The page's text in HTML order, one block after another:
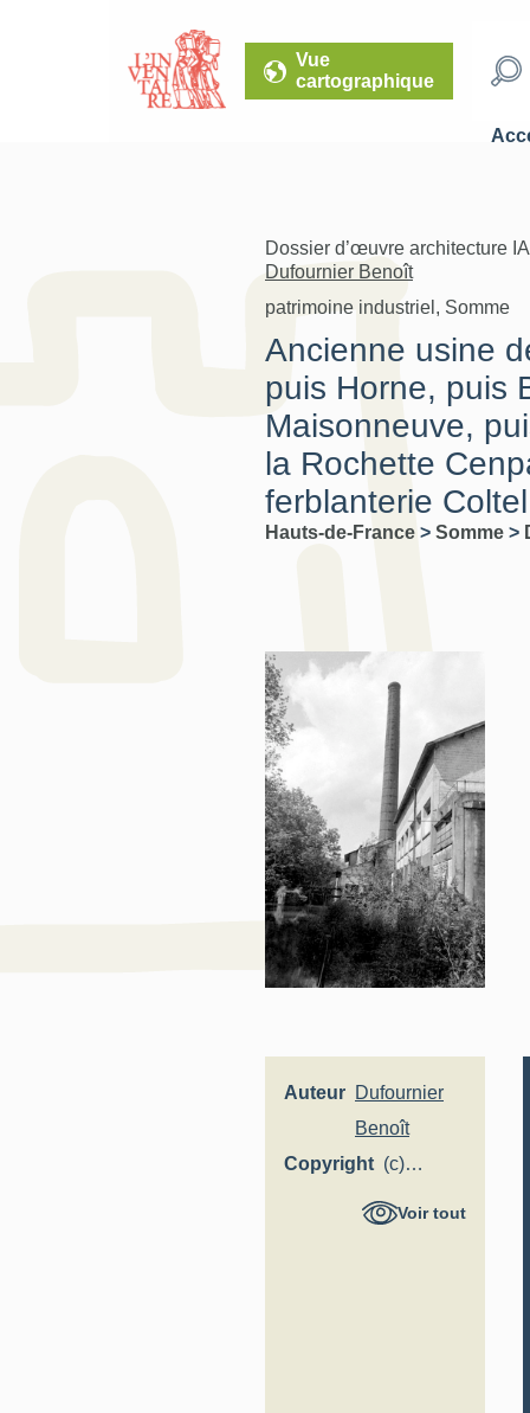
Vue
cartographique
Dossier d’œuvre architecture
Dufournier Benoît
patrimoine industriel, Somme
Ancienne usine
puis Horne, puis
Maisonneuve,
la Rochette
ferblanterie Coltel
Hauts-de-France > Somme >
Auteur Dufournier
Benoît
Copyright (c)
Région
Voir tout